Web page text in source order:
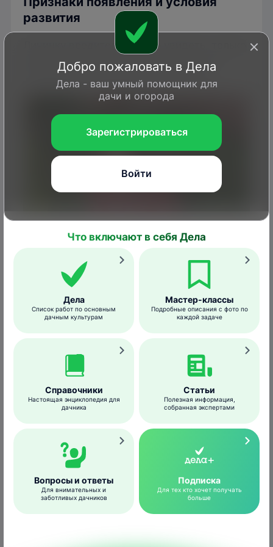
развития
Личинку вредителя можно увидеть, только
сорвав ягоду с куста, что значительно
затрудняет обнаружение вредителя.
Dave Bevan/ gapphotos.com
И личинки, и взрослые особи зимуют на
глубине 5-20 см. Ранней весной, когда
почва прогреется до 12°С, они выходят на
поверхность. Вначале насекомые питаются
только нектаром и пыльцой сорных трав, а
уже потом переходят на малину.
Добро пожаловать в Дела
Дела - ваш умный помощник для
дачи и огорода
Зарегистрироваться
Войти
Что включают в себя Дела
Дела
Список работ по основным
дачным культурам
Мастер-классы
Подробные описания с фото по
каждой задаче
Справочники
Настоящая энциклопедия для
дачника
Статьи
Полезная информация,
собранная экспертами
Вопросы и ответы
Для внимательных и
заботливых дачников
Подписка
Для тех кто хочет получать
больше